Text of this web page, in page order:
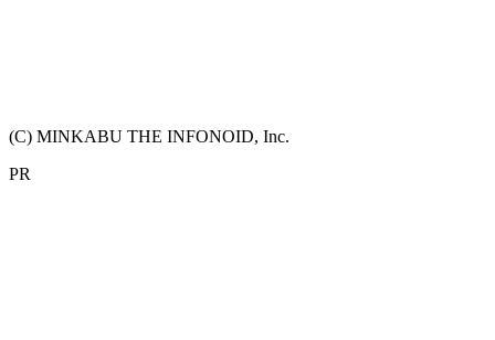
(C) MINKABU THE INFONOID, Inc.
PR